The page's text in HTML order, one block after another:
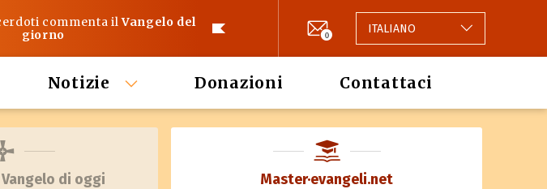
commenta ilVangelo del
giorno
0 ITALIANO
Notizie Donazioni Contattaci
di oggi Master·evangeli.net